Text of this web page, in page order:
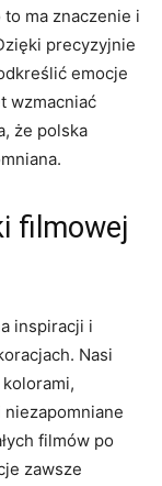
ma znaczenie i
⁤precyzyjnie
emocje
wzmacniać
że polska
filmowej
inspiracji i
⁢Nasi
filmów po
zawsze